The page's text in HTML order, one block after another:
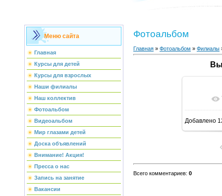
Меню сайта
Главная
Курсы для детей
Курсы для взрослых
Наши филиалы
Наш коллектив
Фотоальбом
Видеоальбом
Мир глазами детей
Доска объявлений
Внимание! Акция!
Пресса о нас
Запись на занятие
Вакансии
Фотоальбом
Главная » Фотоальбом » Филиалы
В
Добавлено
Всего комментариев: 0